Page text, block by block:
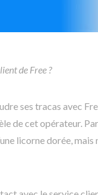
de Free ?
ses tracas avec
de cet opérateur.
licorne dorée,